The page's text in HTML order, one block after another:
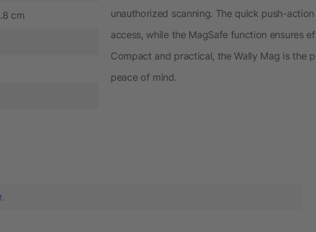
cm
unauthorized scanning. The quick push-
access, while the MagSafe function ensures
Compact and practical, the Wally Mag is the
peace of mind.